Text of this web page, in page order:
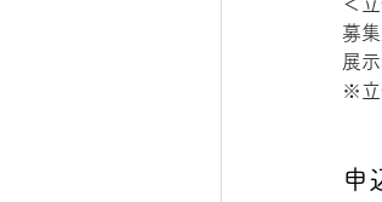
募
展
※立
申